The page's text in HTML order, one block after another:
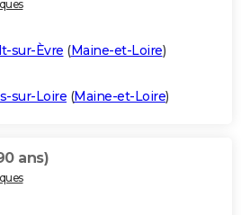
sur-Èvre (Maine-et-Loire)
sur-Loire (Maine-et-Loire)
ans)